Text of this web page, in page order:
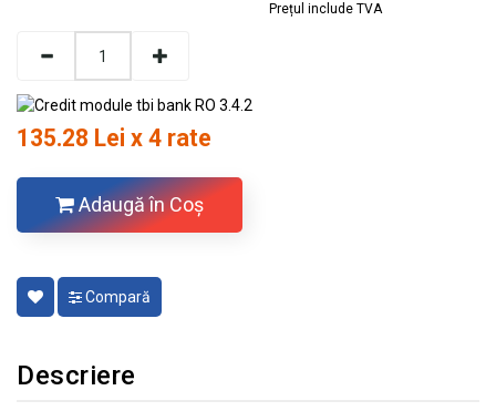
Prețul include TVA
135.28 Lei x 4 rate
Adaugă în Coş
Compară
Descriere